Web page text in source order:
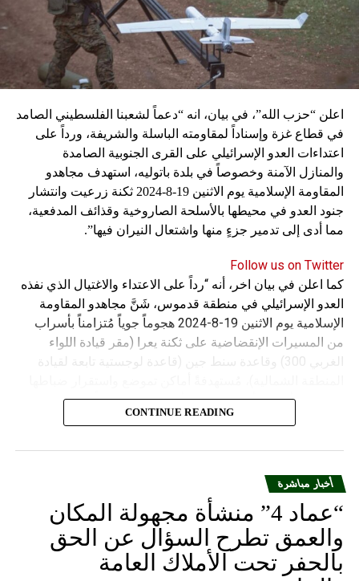
اعلن “حزب الله”، في بيان، انه “دعماً لشعبنا الفلسطيني الصامد
في قطاع غزة وإسناداً لمقاومته الباسلة ‌‏‌‏‌والشريفة، ورداً على
اعتداءات العدو الإسرائيلي على القرى الجنوبية الصامدة
والمنازل الآمنة وخصوصاً في بلدة باتوليه، استهدف مجاهدو
المقاومة الإسلامية يوم الاثنين 19-8-2024 ثكنة زرعيت وانتشار
جنود العدو في محيطها بالأسلحة الصاروخية وقذائف المدفعية،
مما أدى إلى تدمير جزءٍ منها واشتعال النيران فيها”.
Follow us on Twitter
كما اعلن في بيان اخر، أنه “رداً على الاعتداء والاغتيال الذي نفذه
العدو الإسرائيلي في منطقة قدموس، شَنَّ مجاهدو المقاومة
الإسلامية يوم الاثنين 19-8-2024 هجوماً جوياً مُتزامناً بأسراب
من المسيرات الإنقضاضية على ثكنة يعرا (مقر قيادة اللواء
الغربي 300) وقاعدة سنط جين (قاعدة لوجستية تابعة لقيادة
وجنودها وأصابت أهدافها بدقة وأوقعت فيهم عدداً من القتلى
CONTINUE READING
أخبار مباشرة
“عماد 4” منشأة مجهولة المكان
والعمق تطرح السؤال عن الحق
بالحفر تحت الأملاك العامة